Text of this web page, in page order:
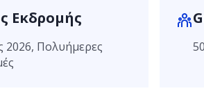
Εκδρομής
2026, Πολυήμερες
50